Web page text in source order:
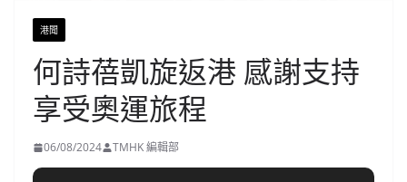
港聞
何詩蓓凱旋返港 感謝支持
享受奧運旅程
06/08/2024 TMHK 編輯部